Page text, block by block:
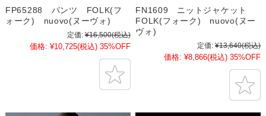
FP65288 パンツ FOLK(フ
ォーク) nuovo(ヌーヴォ)
定価: ¥16,500(税込)
価格: ¥10,725(税込) 35%OFF
FN1609 ニットジャケット
FOLK(フォーク) nuovo(ヌー
ヴォ)
定価: ¥13,640(税込)
価格: ¥8,866(税込) 35%OFF